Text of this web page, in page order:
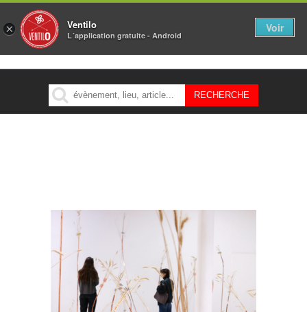
MENU
× Ventilo
L´application gratuite - Android
Voir